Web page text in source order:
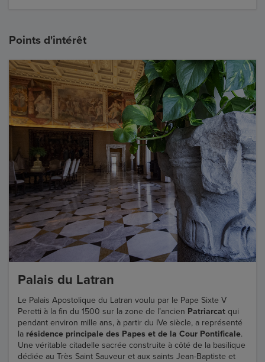
Points d'intérêt
Palais du Latran
Le Palais Apostolique du Latran voulu par le Pape Sixte V
Peretti à la fin du 1500 sur la zone de l’ancien Patriarcat qui
pendant environ mille ans, à partir du IVe siècle, a représenté
la résidence principale des Papes et de la Cour Pontificale.
Une véritable citadelle sacrée construite à côté de la basilique
dédiée au Très Saint Sauveur et aux saints Jean-Baptiste et